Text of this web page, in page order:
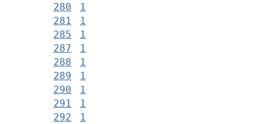
280
1
281
1
285
1
287
1
288
1
289
1
290
1
291
1
292
1